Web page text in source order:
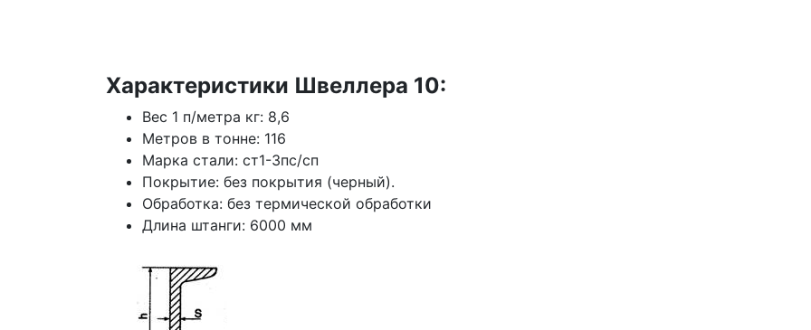
Характеристики Швеллера 10:
Вес 1 п/метра кг: 8,6
Метров в тонне: 116
Марка стали: ст1-3пс/сп
Покрытие: без покрытия (черный).
Обработка: без термической обработки
Длина штанги: 6000 мм